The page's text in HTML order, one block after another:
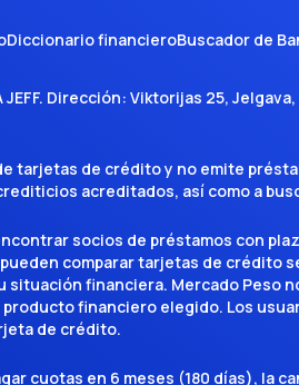
Diccionario financieroBuscador de
JEFF. Dirección: Viktorijas 25,
tarjetas de crédito y no emite
acreditados, así como a
socios de préstamos con
comparar tarjetas de
financiera. Mercado
financiero elegido. Los
de crédito.
cuotas en 6 meses (180 días), la